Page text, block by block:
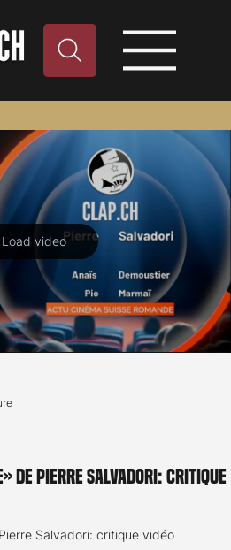
Load video
de Pierre Salvadori: critique
Salvadori: critique vidéo